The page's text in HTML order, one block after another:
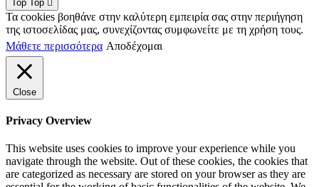
Top Top
Τα cookies βοηθάνε στην καλύτερη εμπειρία σας στην περιήγηση
της ιστοσελίδας μας, συνεχίζοντας συμφωνείτε με τη χρήση τους.
Μάθετε περισσότερα Αποδέχομαι
Close
Privacy Overview
This website uses cookies to improve your experience while you
navigate through the website. Out of these cookies, the cookies that
are categorized as necessary are stored on your browser as they are